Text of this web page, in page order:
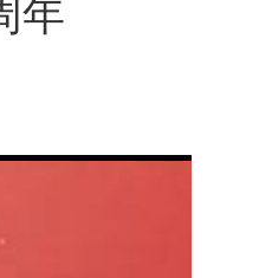
年